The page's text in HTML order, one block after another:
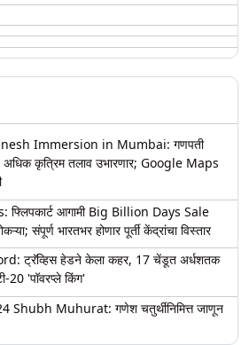
Immersion in Mumbai: गणपती
अधिक कृत्रिम तलाव उभारणार; Google Maps
आगामी Big Billion Days Sale
संपूर्ण भारतभर होणार पूर्ती केंद्रांचा विस्तार
ट्रॅव्हिस हेडने केला कहर, 17 चेंडूत अर्धशतक
20 'पॉवरप्ले किंग'
Muhurat: गणेश चतुर्थीनिमित्त जाणून